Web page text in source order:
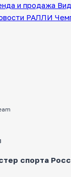
и продажа
РАЛЛИ
спорта